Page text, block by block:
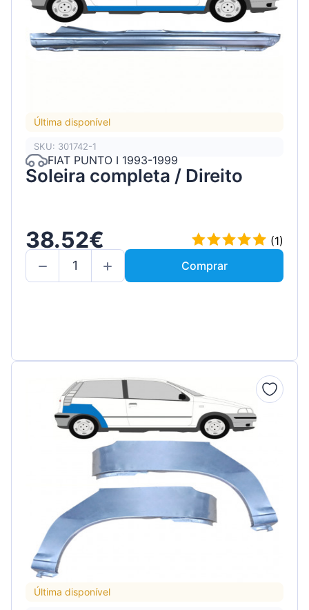
Última disponível
SKU: 301742-1
FIAT PUNTO I 1993-1999
Soleira completa / Direito
38.52€
(1)
Comprar
Última disponível